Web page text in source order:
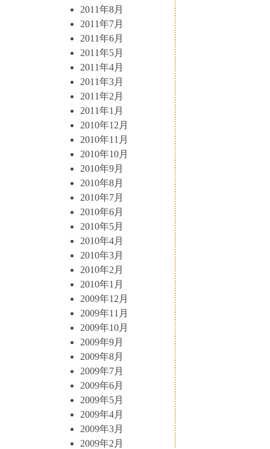
2011年8月
2011年7月
2011年6月
2011年5月
2011年4月
2011年3月
2011年2月
2011年1月
2010年12月
2010年11月
2010年10月
2010年9月
2010年8月
2010年7月
2010年6月
2010年5月
2010年4月
2010年3月
2010年2月
2010年1月
2009年12月
2009年11月
2009年10月
2009年9月
2009年8月
2009年7月
2009年6月
2009年5月
2009年4月
2009年3月
2009年2月